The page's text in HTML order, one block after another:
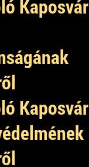
Kaposvár
Kaposvár